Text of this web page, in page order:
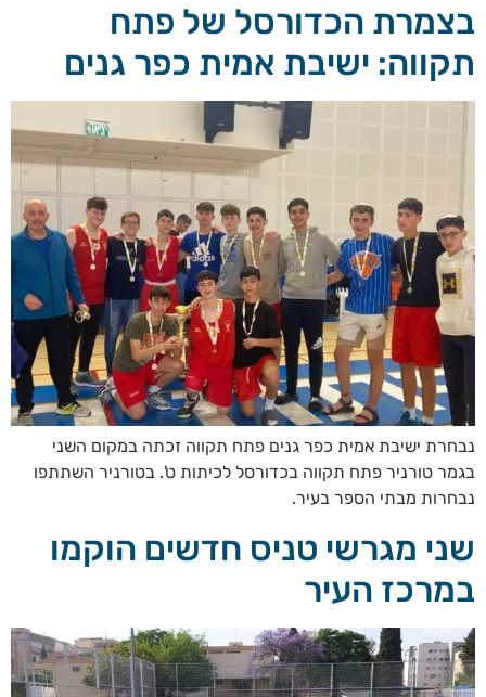
בצמרת הכדורסל של פתח
תקווה: ישיבת אמית כפר גנים
נבחרת ישיבת אמית כפר גנים פתח תקווה זכתה במקום השני
בגמר טורניר פתח תקווה בכדורסל לכיתות ט'. בטורניר השתתפו
נבחרות מבתי הספר בעיר.
שני מגרשי טניס חדשים הוקמו
במרכז העיר